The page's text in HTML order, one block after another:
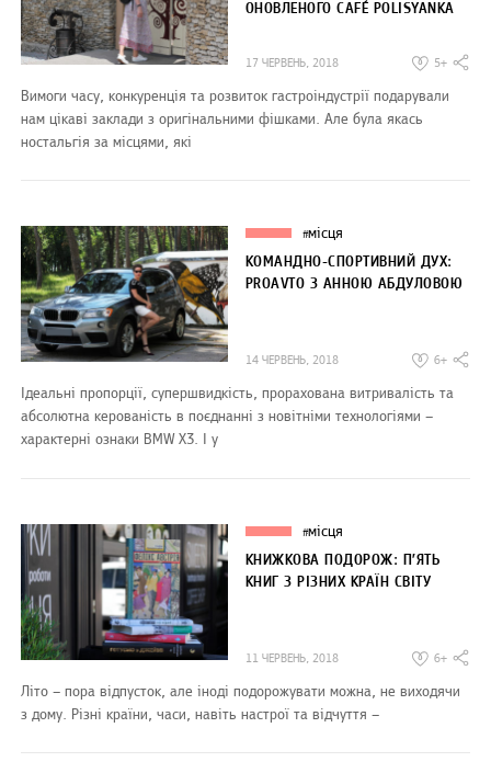
ОНОВЛЕНОГО CAFÉ POLISYANKA
17 ЧЕРВЕНЬ, 2018 5+
Вимоги часу, конкуренція та розвиток гастроіндустрії подарували
нам цікаві заклади з оригінальними фішками. Але була якась
ностальгія за місцями, які
#місця
КОМАНДНО-СПОРТИВНИЙ ДУХ:
PROAVTO З АННОЮ АБДУЛОВОЮ
14 ЧЕРВЕНЬ, 2018 6+
Ідеальні пропорції, супершвидкість, прорахована витривалість та
абсолютна керованість в поєднанні з новітніми технологіями –
характерні ознаки BMW X3. І у
#місця
КНИЖКОВА ПОДОРОЖ: П’ЯТЬ
КНИГ З РІЗНИХ КРАЇН СВІТУ
11 ЧЕРВЕНЬ, 2018 6+
Літо – пора відпусток, але іноді подорожувати можна, не виходячи
з дому. Різні країни, часи, навіть настрої та відчуття –